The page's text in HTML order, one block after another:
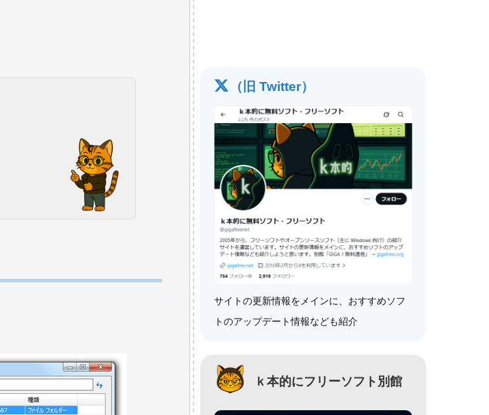
（旧 Twitter）
サイトの更新情報をメインに、おすすめソフ
トのアップデート情報なども紹介
ｋ本的にフリーソフト別館